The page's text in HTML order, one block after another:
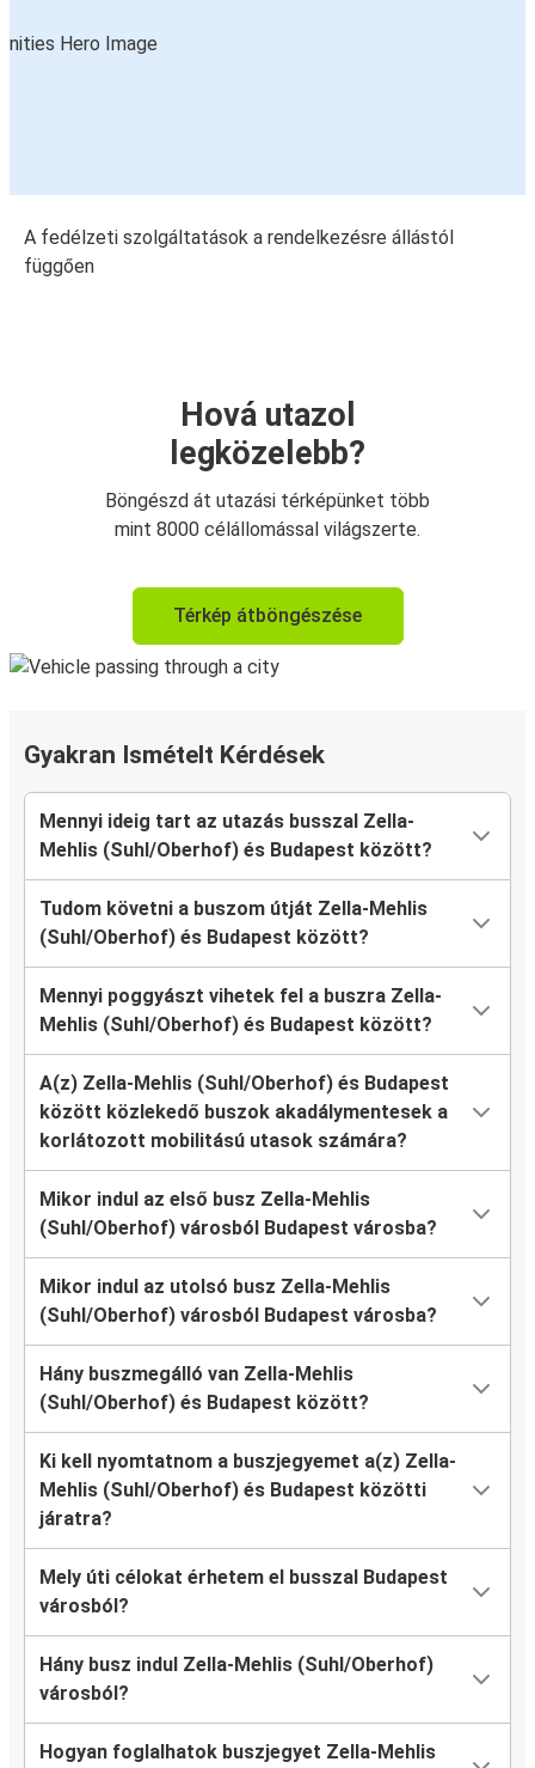
A fedélzeti szolgáltatások a rendelkezésre állástól
függően
Hová utazol
legközelebb?
Böngészd át utazási térképünket több
mint 8000 célállomással világszerte.
Térkép átböngészése
Gyakran Ismételt Kérdések
Mennyi ideig tart az utazás busszal Zella-
Mehlis (Suhl/Oberhof) és Budapest között?
Tudom követni a buszom útját Zella-Mehlis
(Suhl/Oberhof) és Budapest között?
Mennyi poggyászt vihetek fel a buszra Zella-
Mehlis (Suhl/Oberhof) és Budapest között?
A(z) Zella-Mehlis (Suhl/Oberhof) és Budapest
között közlekedő buszok akadálymentesek a
korlátozott mobilitású utasok számára?
Mikor indul az első busz Zella-Mehlis
(Suhl/Oberhof) városból Budapest városba?
Mikor indul az utolsó busz Zella-Mehlis
(Suhl/Oberhof) városból Budapest városba?
Hány buszmegálló van Zella-Mehlis
(Suhl/Oberhof) és Budapest között?
Ki kell nyomtatnom a buszjegyemet a(z) Zella-
Mehlis (Suhl/Oberhof) és Budapest közötti
járatra?
Mely úti célokat érhetem el busszal Budapest
városból?
Hány busz indul Zella-Mehlis (Suhl/Oberhof)
városból?
Hogyan foglalhatok buszjegyet Zella-Mehlis